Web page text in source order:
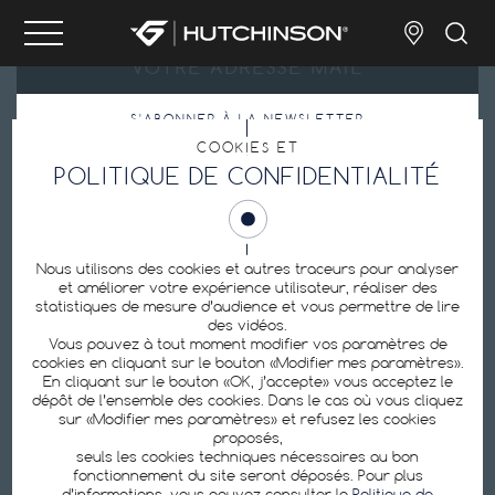
S'ABONNER À LA NEWSLETTER
En m’inscrivant, j’accepte lapolitique de confidentialité .
Préférences de cookie
Hutchinson est un des premiers fabricants de pneus vélo au monde : pneus
tubeless, pneus ebike, pneus route, pneus VTT, chambres à air, matériel de
réparation, kit anti-crevaisons.
SUIVEZ-NOUS
COOKIES ET
POLITIQUE DE CONFIDENTIALITÉ
Nous utilisons des cookies et autres traceurs pour analyser
et améliorer votre expérience utilisateur, réaliser des
statistiques de mesure d’audience et vous permettre de lire
des vidéos.
Vous pouvez à tout moment modifier vos paramètres de
cookies en cliquant sur le bouton «Modifier mes paramètres».
En cliquant sur le bouton «OK, j’accepte» vous acceptez le
dépôt de l’ensemble des cookies. Dans le cas où vous cliquez
sur «Modifier mes paramètres» et refusez les cookies
proposés,
seuls les cookies techniques nécessaires au bon
fonctionnement du site seront déposés. Pour plus